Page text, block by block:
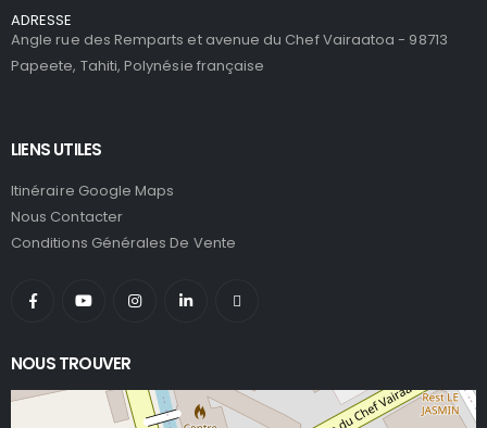
ADRESSE
Angle rue des Remparts et avenue du Chef Vairaatoa - 98713
Papeete, Tahiti, Polynésie française
LIENS UTILES
Itinéraire Google Maps
Nous Contacter
Conditions Générales De Vente
NOUS TROUVER